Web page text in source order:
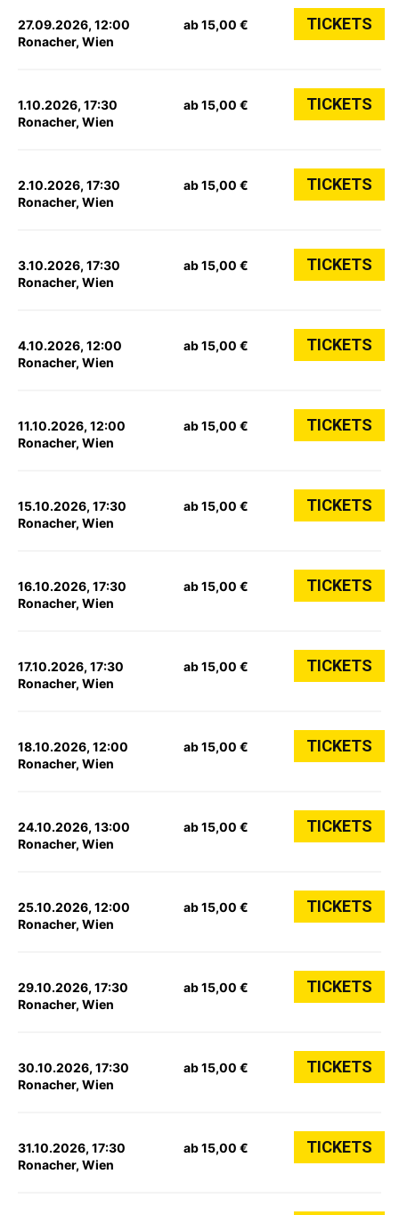
27.09.2026, 12:00
Ronacher, Wien
ab 15,00 € TICKETS
1.10.2026, 17:30
Ronacher, Wien
ab 15,00 € TICKETS
2.10.2026, 17:30
Ronacher, Wien
ab 15,00 € TICKETS
3.10.2026, 17:30
Ronacher, Wien
ab 15,00 € TICKETS
4.10.2026, 12:00
Ronacher, Wien
ab 15,00 € TICKETS
11.10.2026, 12:00
Ronacher, Wien
ab 15,00 € TICKETS
15.10.2026, 17:30
Ronacher, Wien
ab 15,00 € TICKETS
16.10.2026, 17:30
Ronacher, Wien
ab 15,00 € TICKETS
17.10.2026, 17:30
Ronacher, Wien
ab 15,00 € TICKETS
18.10.2026, 12:00
Ronacher, Wien
ab 15,00 € TICKETS
24.10.2026, 13:00
Ronacher, Wien
ab 15,00 € TICKETS
25.10.2026, 12:00
Ronacher, Wien
ab 15,00 € TICKETS
29.10.2026, 17:30
Ronacher, Wien
ab 15,00 € TICKETS
30.10.2026, 17:30
Ronacher, Wien
ab 15,00 € TICKETS
31.10.2026, 17:30
Ronacher, Wien
ab 15,00 € TICKETS